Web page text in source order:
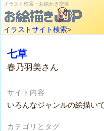
イラスト検索・お絵かき交流
イラストサイト検索>
七草
春乃羽美さん
サイト内容
いろんなジャンルの絵描い
カテゴリとタグ